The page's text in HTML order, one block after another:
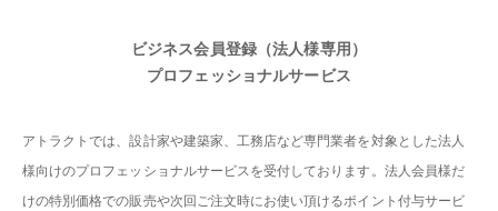
ビジネス会員登録（法人様専用）
プロフェッショナルサービス
アトラクトでは、設計家や建築家、工務店など専門業者を対象とした法人
様向けのプロフェッショナルサービスを受付しております。法人会員様だ
けの特別価格での販売や次回ご注文時にお使い頂けるポイント付与サービ